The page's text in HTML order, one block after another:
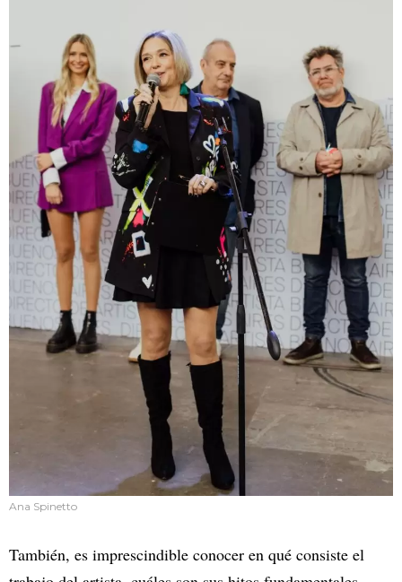
Ana Spinetto
También, es imprescindible conocer en qué consiste el